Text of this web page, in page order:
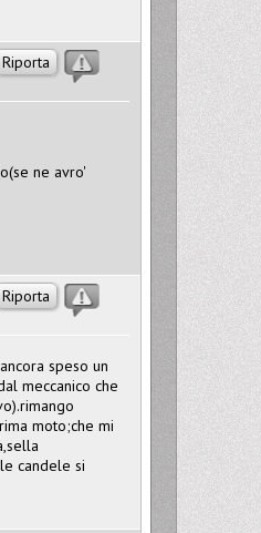
Riporta
ne avro'
Riporta
speso un
meccanico che
moto;che mi
candele si